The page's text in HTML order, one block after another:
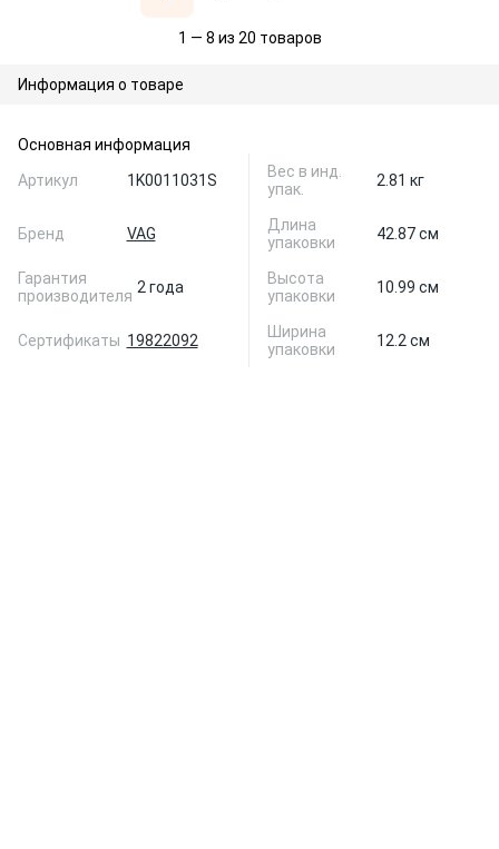
1 — 8 из 20 товаров
Информация о товаре
Основная информация
Артикул
1K0011031S
Бренд VAG
Гарантия
производителя 2 года
Сертификаты 19822092
Вес в инд.
упак.
2.81 кг
Длина
упаковки
42.87 см
Высота
упаковки
10.99 см
Ширина
упаковки
12.2 см